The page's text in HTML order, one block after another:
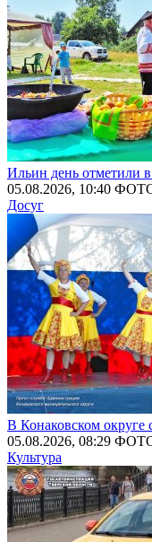
Ильин день отметили
05.08.2026, 10:40
Досуг
В Конаковском округе
05.08.2026, 08:29
Культура